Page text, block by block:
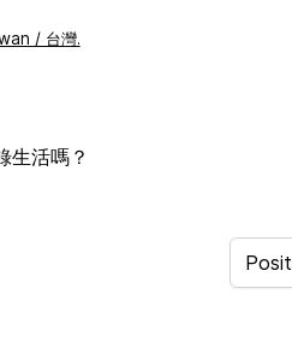
/ 台灣.
生活嗎？